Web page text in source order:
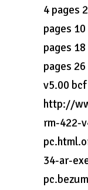
4 pages
pages
pages
pages
v5.00
http://
rm-422-
34-ar-